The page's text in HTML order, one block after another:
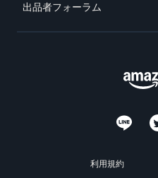
出品者フォーラム
利用規約